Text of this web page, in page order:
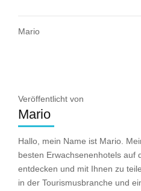
Mario
Veröffentlicht von
Mario
Hallo, mein Name ist Mario.
besten Erwachsenenhotels auf
entdecken und mit Ihnen zu
in der Tourismusbranche und